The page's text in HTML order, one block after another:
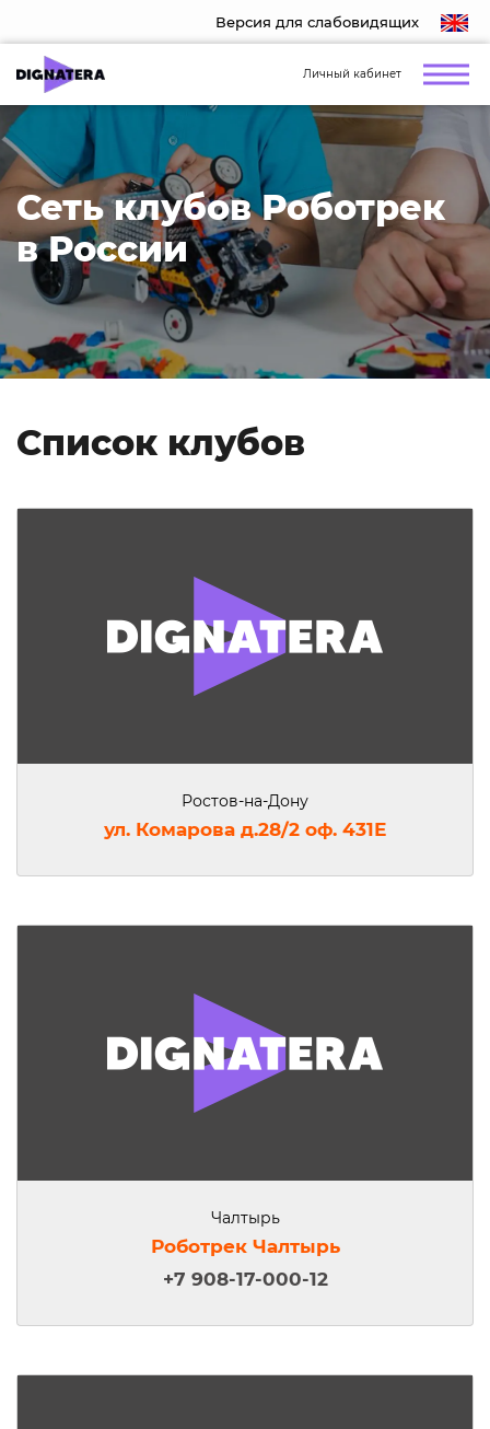
Версия для слабовидящих
Личный кабинет
Сеть клубов Роботрек
в России
Список клубов
Ростов-на-Дону
ул. Комарова д.28/2 оф. 431Е
Чалтырь
Роботрек Чалтырь
+7 908-17-000-12